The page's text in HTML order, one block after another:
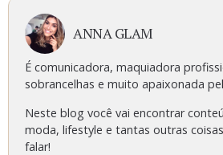
ANNA GLAM
É comunicadora, maquiadora
sobrancelhas e muito apaixonada
Neste blog você vai encontrar
moda, lifestyle e tantas outras
falar!